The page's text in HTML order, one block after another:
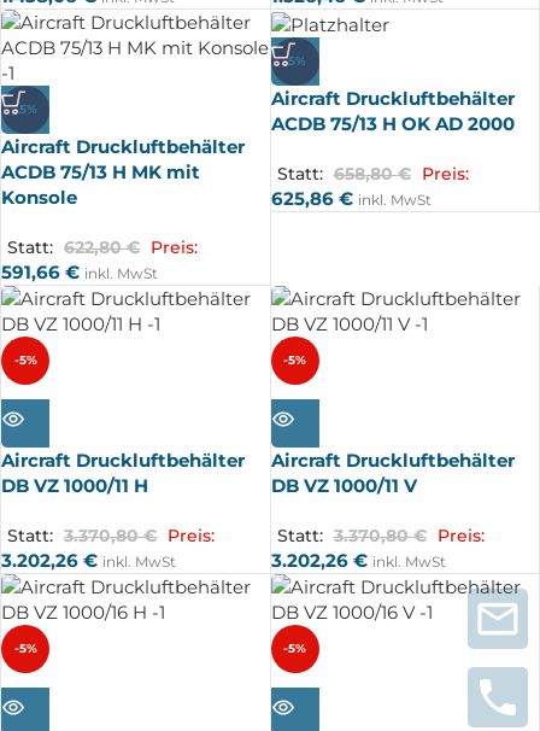
-5%
Aircraft Druckluftbehälter
ACDB 75/13 H MK mit
Konsole
Statt: 622,80€ Preis:
591,66 € inkl. MwSt
-5%
Aircraft Druckluftbehälter
ACDB 75/13 H OK AD 2000
Statt: 658,80€ Preis:
625,86 € inkl. MwSt
-5%
AUSV
ERKA
Aircraft Druckluftbehälter
DB VZ 1000/11 H
Statt: 3.370,80€ Preis:
3.202,26 € inkl. MwSt
-5%
AUSV
ERKA
UFT
Aircraft Druckluftbehälter
DB VZ 1000/11 V
Statt: 3.370,80€ Preis:
3.202,26 € inkl. MwSt
-5%
AUSV
ERKA
-5%
AUSV
ERKA
UFT